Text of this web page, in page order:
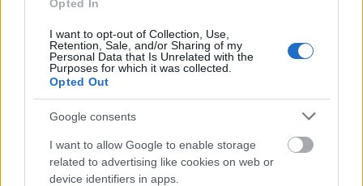
Opted In
I want to opt-out of Collection, Use,
Retention, Sale, and/or Sharing of my
Personal Data that Is Unrelated with the
Purposes for which it was collected.
Opted Out
Google consents
I want to allow Google to enable storage
related to advertising like cookies on web or
device identifiers in apps.
sokkal azután történik egy klasszikus pokolgépes
elvakkantotta magát a kvótareferendum
kampányában, valamiképp akképpen hogy
"bármikor történhet ilyen". Szóval:…